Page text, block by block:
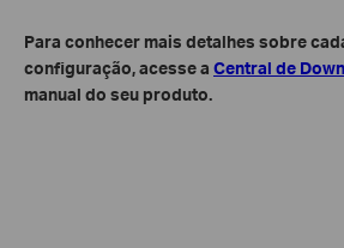
Para conhecer mais detalhes sobre
configuração, acesse a Central de
manual do seu produto.